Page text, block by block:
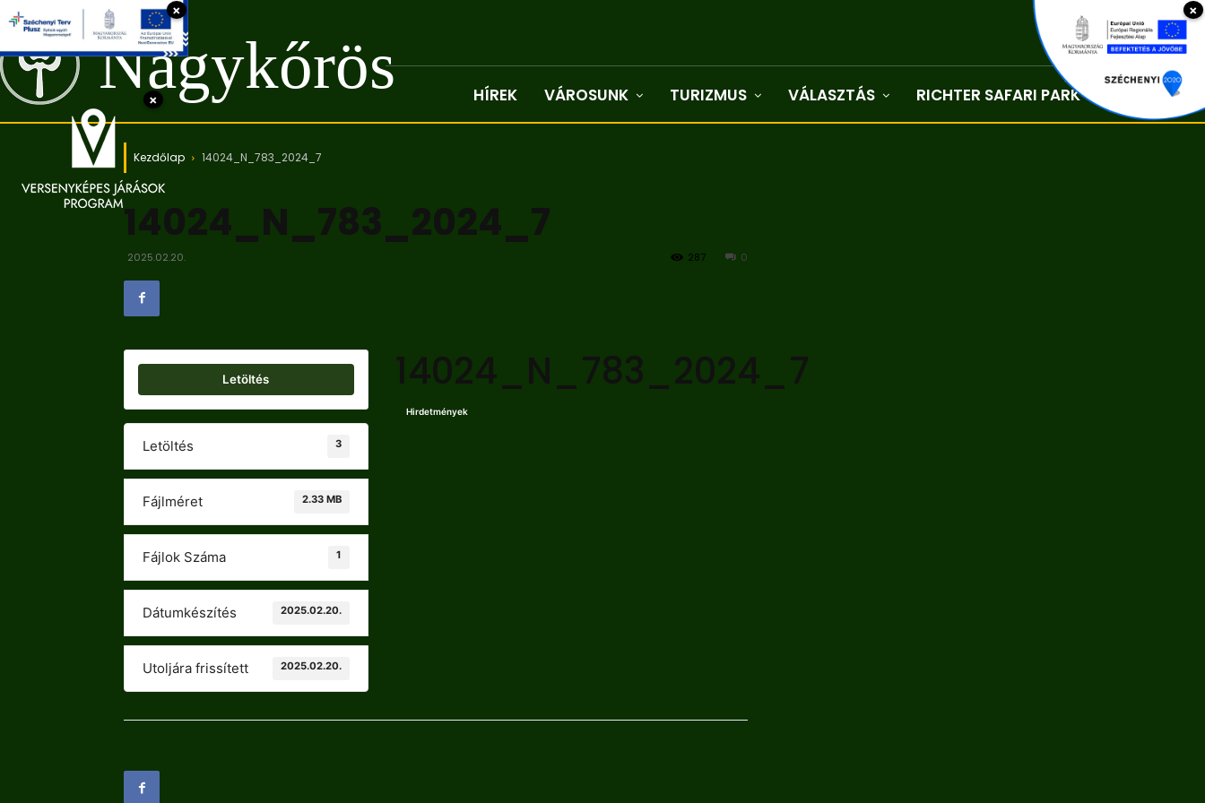
Nagykőrös HÍREK VÁROSUNK TURIZMUS VÁLASZTÁS RICHTER SAFARI PARK Kapcsolat
Kezdőlap 14024_N_783_2024_7
14024_N_783_2024_7
2025.02.20. 0
287
Letöltés
Letöltés 3
Fájlméret 2.33 MB
Fájlok Száma 1
Dátumkészítés 2025.02.20.
Utoljára frissített 2025.02.20.
14024_N_783_2024_7
Hirdetmények
×
×
×